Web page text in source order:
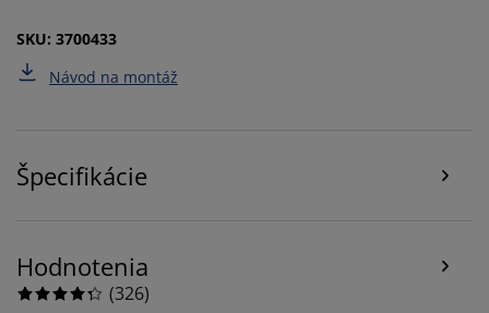
SKU: 3700433
Návod na montáž
Špecifikácie
Hodnotenia
(326)
na tlačidlo „Prijať všetko“ súhlasíte so všetkými tromi
spracovaní osobných údajov